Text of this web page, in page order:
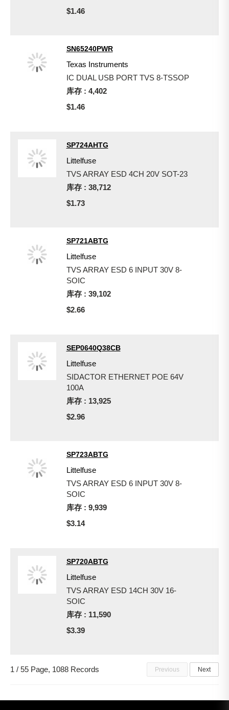
$1.46
SN65240PWR
Texas Instruments
IC DUAL USB PORT TVS 8-TSSOP
库存 : 4,402
$1.46
SP724AHTG
Littelfuse
TVS ARRAY ESD 4CH 20V SOT-23
库存 : 38,712
$1.73
SP721ABTG
Littelfuse
TVS ARRAY ESD 6 INPUT 30V 8-
SOIC
库存 : 39,102
$2.66
SEP0640Q38CB
Littelfuse
SIDACTOR ETHERNET POE 64V
100A
库存 : 13,925
$2.96
SP723ABTG
Littelfuse
TVS ARRAY ESD 6 INPUT 30V 8-
SOIC
库存 : 9,939
$3.14
SP720ABTG
Littelfuse
TVS ARRAY ESD 14CH 30V 16-
SOIC
库存 : 11,590
$3.39
1 / 55 Page, 1088 Records Previous Next